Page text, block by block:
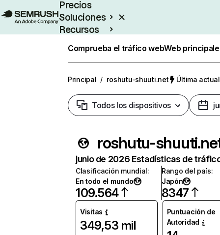
Precios
Soluciones
Recursos
Comprueba el tráfico webWeb
Principal / roshutu-shuuti.net Última
Todos los dispositivos
roshutu-
junio de 2026 Estadísticas de
Clasificación mundial:
En todo el mundo
109.564
Rango del país:
Japón
8347
Visitas
349,53 mil
Puntuación de
Autoridad